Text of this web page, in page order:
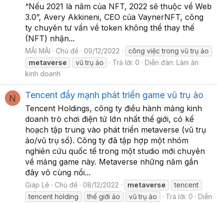
“Nếu 2021 là năm của NFT, 2022 sẽ thuộc về Web
3.0”, Avery Akkineni, CEO của VaynerNFT, công
ty chuyên tư vấn về token không thể thay thế
(NFT) nhận...
MÃI MÃI Chủ đề 09/12/2022
công việc trong vũ trụ ảo
metaverse
vũ trụ ảo Trả lời: 0 Diễn đàn: Làm ăn
kinh doanh
N Tencent đẩy mạnh phát triển game vũ trụ ảo
Tencent Holdings, công ty điều hành mảng kinh
doanh trò chơi điện tử lớn nhất thế giới, có kế
hoạch tập trung vào phát triển metaverse (vũ trụ
ảo/vũ trụ số). Công ty đã tập hợp một nhóm
nghiên cứu quốc tế trong một studio mới chuyên
về mảng game này. Metaverse những năm gần
đây vô cùng nổi...
Giáp Lê Chủ đề 08/12/2022 metaverse
tencent
tencent holding
thế giới ảo vũ trụ ảo Trả lời: 0
Diễn